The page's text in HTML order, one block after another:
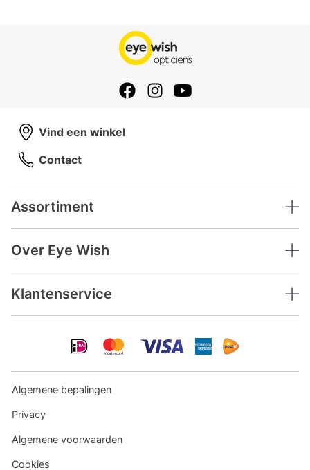
Assortiment
Over Eye Wish
Klantenservice
Vind een winkel
Contact
Algemene bepalingen
Privacy
Algemene voorwaarden
Cookies